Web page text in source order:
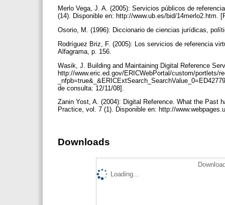
Merlo Vega, J. A. (2005): Servicios públicos de
(14). Disponible en: http://www.ub.es/bid/14merlo2.htm.
Osorio, M. (1996): Diccionario de ciencias jurídicas,
Rodríguez Briz, F. (2005): Los servicios de referencia
Alfagrama, p. 156.
Wasik, J. Building and Maintaining Digital Reference
http://www.eric.ed.gov/ERICWebPortal/custom/portlets/
de consulta: 12/11/08].
Zanin Yost, A. (2004): Digital Reference. What the Past
Practice, vol. 7 (1). Disponible en: http://
Downloads
Loading...